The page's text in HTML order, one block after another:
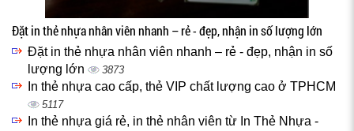
Đặt in thẻ nhựa nhân viên nhanh – rẻ - đẹp, nhận in số lượng lớn
Đặt in thẻ nhựa nhân viên nhanh – rẻ - đẹp, nhận in số
lượng lớn
3873
In thẻ nhựa cao cấp, thẻ VIP chất lượng cao ở TPHCM
5117
In thẻ nhựa giá rẻ, in thẻ nhân viên từ In Thẻ Nhựa -